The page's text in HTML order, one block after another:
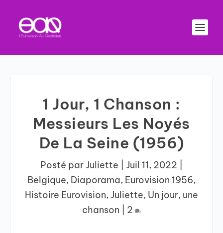
1 Jour, 1 Chanson :
Messieurs Les Noyés
De La Seine (1956)
Posté parJuliette Juil 11, 2022
Belgique, Diaporama, Eurovision 1956,
Histoire Eurovision, Juliette, Un jour, une
chanson
2